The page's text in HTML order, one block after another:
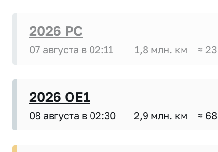
2026 PC
07 августа в 02:11 1,8 млн. км ≈
2026 OE1
08 августа в 02:30 2,9 млн. км ≈